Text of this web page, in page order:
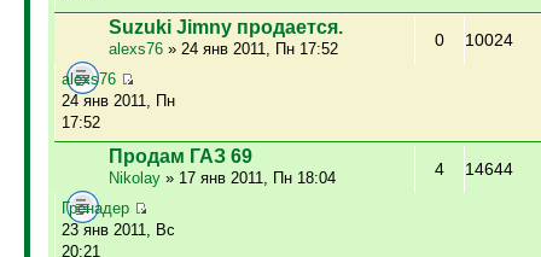
Suzuki Jimny продается.
alexs76» 24 янв 2011, Пн 17:52 0 10024
alexs76
24 янв 2011, Пн
17:52
Продам ГАЗ 69
Nikolay» 17 янв 2011, Пн 18:04 4 14644
Гренадер
23 янв 2011, Вс
20:21